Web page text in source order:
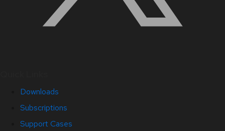
Downloads
Subscriptions
Support Cases